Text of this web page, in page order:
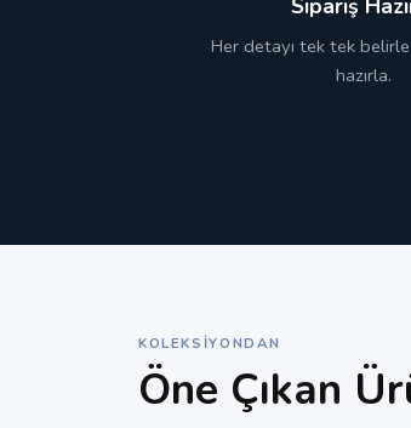
Sipariş
Her detayı tek tek belirle
hazırla.
KOLEKSIYONDAN
Öne Çıkan